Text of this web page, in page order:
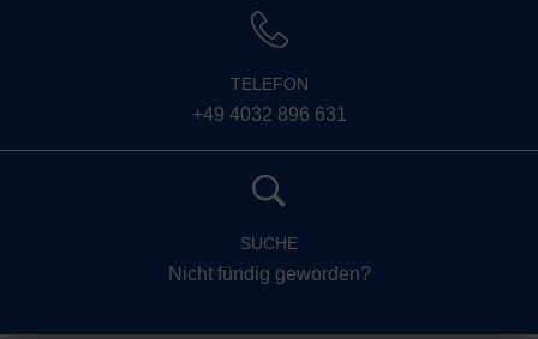
TELEFON
+49 4032 896 631
SUCHE
Nicht fündig geworden?